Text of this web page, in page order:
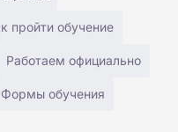
пройти обучение
Работаем официально
Формы обучения